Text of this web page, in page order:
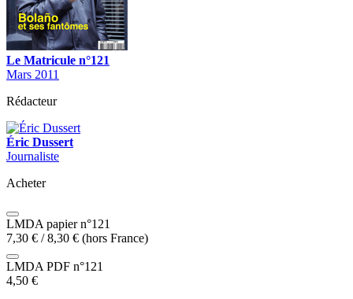
Le Matricule n°121
Mars 2011
Rédacteur
Éric Dussert
Journaliste
Acheter
LMDA papier n°121
7,30 € /8,30 € (hors France)
LMDA PDF n°121
4,50 €